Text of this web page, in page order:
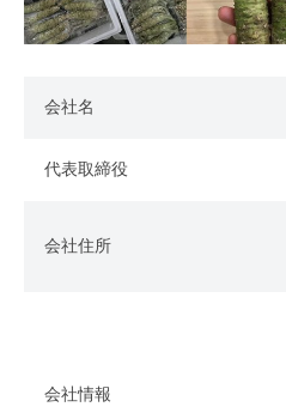
t
e
会社名
代表取締役
会社住所
会社情報